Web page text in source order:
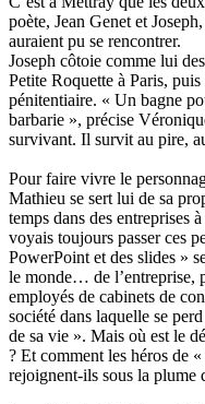
poète, Jean Genet et
auraient pu se rencontrer.
Joseph côtoie comme lui
Petite Roquette à Paris,
pénitentiaire. « Un bagne
barbarie », précise
survivant. Il survit au pire,
Pour faire vivre le
Mathieu se sert lui de sa
temps dans des entreprises
voyais toujours passer ces
PowerPoint et des slides »
le monde… de l’entreprise,
employés de cabinets de
société dans laquelle se
de sa vie ». Mais où est le
? Et comment les héros de
rejoignent-ils sous la plume